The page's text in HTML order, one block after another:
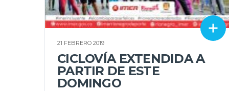
21 FEBRERO 2019
CICLOVÍA EXTENDIDA A
PARTIR DE ESTE
DOMINGO